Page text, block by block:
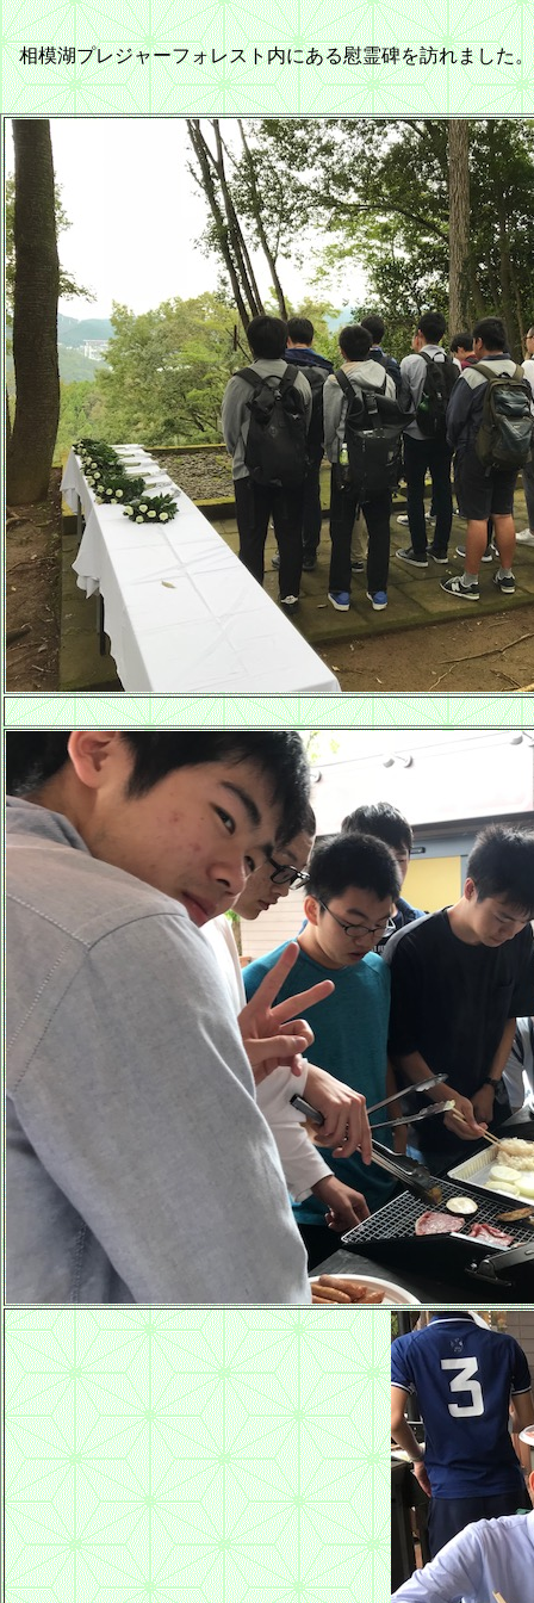
相模湖プレジャーフォレスト内にある慰霊碑を訪れました